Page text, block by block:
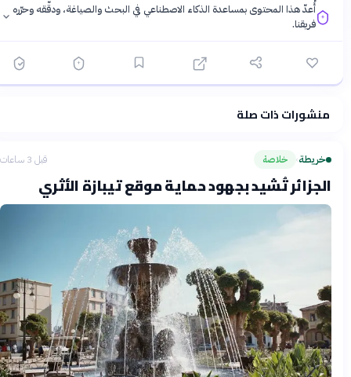
أُعدّ هذا المحتوى بمساعدة الذكاء الاصطناعي في البحث والصياغة، ودقّقه وحرّره
فريقنا.
فلسفتنا المعرفية·سياسة الذكاء الاصطناعيمنشورات ذات صلة
خريطة› خلاصة قبل 3 ساعات
الجزائر تُشيد بجهود حماية موقع تيبازة الأثري